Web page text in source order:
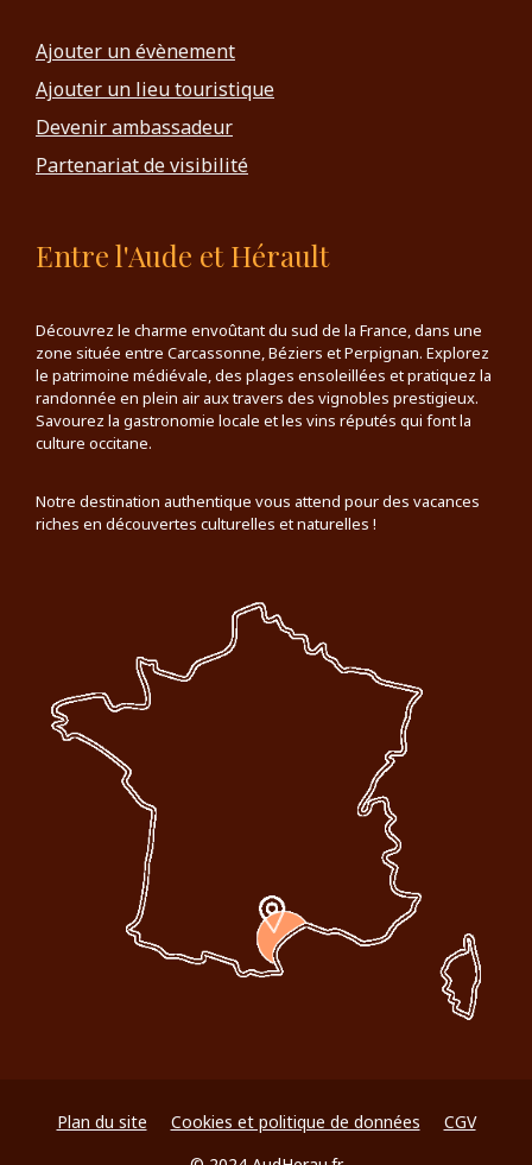
Ajouter un évènement
Ajouter un lieu touristique
Devenir ambassadeur
Partenariat de visibilité
Entre l'Aude et Hérault
Découvrez le charme envoûtant du sud de la France, dans une
zone située entre Carcassonne, Béziers et Perpignan. Explorez
le patrimoine médiévale, des plages ensoleillées et pratiquez la
randonnée en plein air aux travers des vignobles prestigieux.
Savourez la gastronomie locale et les vins réputés qui font la
culture occitane.
Notre destination authentique vous attend pour des vacances
riches en découvertes culturelles et naturelles !
Plan du site Cookies et politique de données
CGV